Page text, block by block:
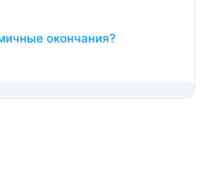
окончания?